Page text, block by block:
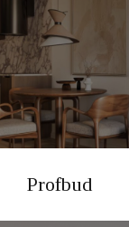
Profbud